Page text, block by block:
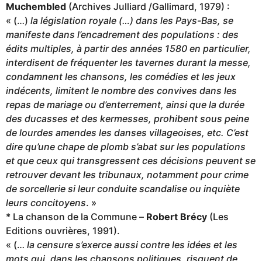
Muchembled (Archives Julliard /Gallimard, 1979) :
« (…) la législation royale (…) dans les Pays-Bas, se
manifeste dans l’encadrement des populations : des
édits multiples, à partir des années 1580 en particulier,
interdisent de fréquenter les tavernes durant la messe,
condamnent les chansons, les comédies et les jeux
indécents, limitent le nombre des convives dans les
repas de mariage ou d’enterrement, ainsi que la durée
des ducasses et des kermesses, prohibent sous peine
de lourdes amendes les danses villageoises, etc. C’est
dire qu’une chape de plomb s’abat sur les populations
et que ceux qui transgressent ces décisions peuvent se
retrouver devant les tribunaux, notamment pour crime
de sorcellerie si leur conduite scandalise ou inquiète
leurs concitoyens. »
* La chanson de la Commune – Robert Brécy (Les
Editions ouvrières, 1991).
« (… la censure s’exerce aussi contre les idées et les